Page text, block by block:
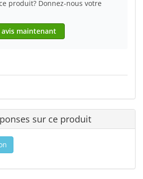
produit? Donnez-nous votre
maintenant
sur ce produit